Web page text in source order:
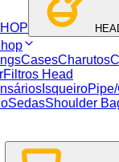
CasesCharutos
Filtros Head
Isqueiro
SedasShoulder